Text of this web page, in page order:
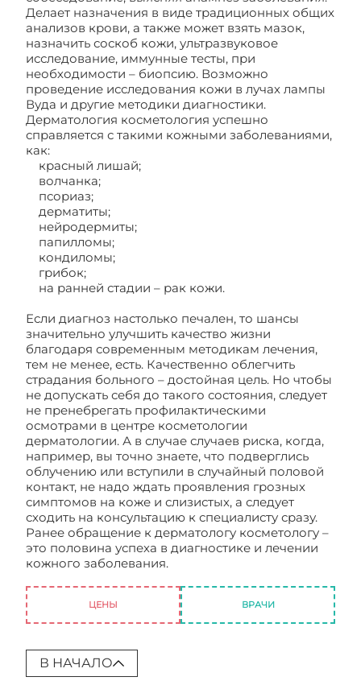
Делает назначения в виде традиционных общих
анализов крови, а также может взять мазок,
назначить соскоб кожи, ультразвуковое
исследование, иммунные тесты, при
необходимости – биопсию. Возможно
проведение исследования кожи в лучах лампы
Вуда и другие методики диагностики.
Дерматология косметология успешно
справляется с такими кожными заболеваниями,
как:
красный лишай;
волчанка;
псориаз;
дерматиты;
нейродермиты;
папилломы;
кондиломы;
грибок;
на ранней стадии – рак кожи.
Если диагноз настолько печален, то шансы
значительно улучшить качество жизни
благодаря современным методикам лечения,
тем не менее, есть. Качественно облегчить
страдания больного – достойная цель. Но чтобы
не допускать себя до такого состояния, следует
не пренебрегать профилактическими
осмотрами в центре косметологии
дерматологии. А в случае случаев риска, когда,
например, вы точно знаете, что подверглись
облучению или вступили в случайный половой
контакт, не надо ждать проявления грозных
симптомов на коже и слизистых, а следует
сходить на консультацию к специалисту сразу.
Ранее обращение к дерматологу косметологу –
это половина успеха в диагностике и лечении
кожного заболевания.
ЦЕНЫ ВРАЧИ
В НАЧАЛО